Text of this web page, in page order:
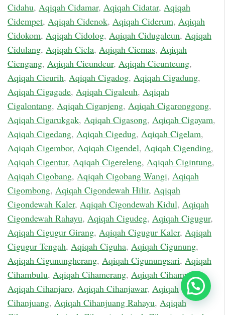
Cidahu, Aqiqah Cidamar, Aqiqah Cidatar, Aqiqah
Cidempet, Aqiqah Cidenok, Aqiqah Ciderum, Aqiqah
Cidokom, Aqiqah Cidolog, Aqiqah Cidugaleun, Aqiqah
Cidulang, Aqiqah Ciela, Aqiqah Ciemas, Aqiqah
Ciengang, Aqiqah Cieundeur, Aqiqah Cieunteung,
Aqiqah Cieurih, Aqiqah Cigadog, Aqiqah Cigadung,
Aqiqah Cigagade, Aqiqah Cigaleuh, Aqiqah
Cigalontang, Aqiqah Ciganjeng, Aqiqah Cigaronggong,
Aqiqah Cigarukgak, Aqiqah Cigasong, Aqiqah Cigayam,
Aqiqah Cigedang, Aqiqah Cigedug, Aqiqah Cigelam,
Aqiqah Cigembor, Aqiqah Cigendel, Aqiqah Cigending,
Aqiqah Cigentur, Aqiqah Cigereleng, Aqiqah Cigintung,
Aqiqah Cigobang, Aqiqah Cigobang Wangi, Aqiqah
Cigombong, Aqiqah Cigondewah Hilir, Aqiqah
Cigondewah Kaler, Aqiqah Cigondewah Kidul, Aqiqah
Cigondewah Rahayu, Aqiqah Cigudeg, Aqiqah Cigugur,
Aqiqah Cigugur Girang, Aqiqah Cigugur Kaler, Aqiqah
Cigugur Tengah, Aqiqah Ciguha, Aqiqah Cigunung,
Aqiqah Cigunungherang, Aqiqah Cigunungsari, Aqiqah
Cihambulu, Aqiqah Cihamerang, Aqiqah Cihampelas,
Aqiqah Cihanjaro, Aqiqah Cihanjawar, Aqiqah
Cihanjuang, Aqiqah Cihanjuang Rahayu, Aqiqah
Chat Sekarang